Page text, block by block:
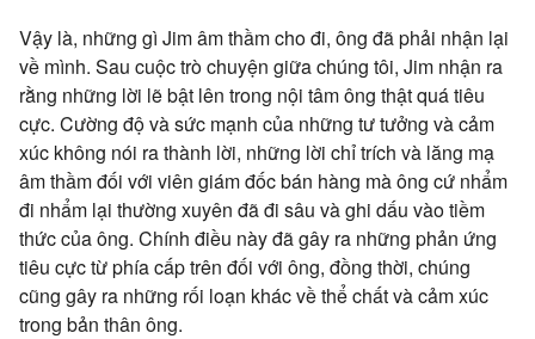
Vậy là, những gì Jim âm thầm cho đi, ông đã phải nhận lại
về mình. Sau cuộc trò chuyện giữa chúng tôi, Jim nhận ra
rằng những lời lẽ bật lên trong nội tâm ông thật quá tiêu
cực. Cường độ và sức mạnh của những tư tưởng và cảm
xúc không nói ra thành lời, những lời chỉ trích và lăng mạ
âm thầm đối với viên giám đốc bán hàng mà ông cứ nhẩm
đi nhẩm lại thường xuyên đã đi sâu và ghi dấu vào tiềm
thức của ông. Chính điều này đã gây ra những phản ứng
tiêu cực từ phía cấp trên đối với ông, đồng thời, chúng
cũng gây ra những rối loạn khác về thể chất và cảm xúc
trong bản thân ông.